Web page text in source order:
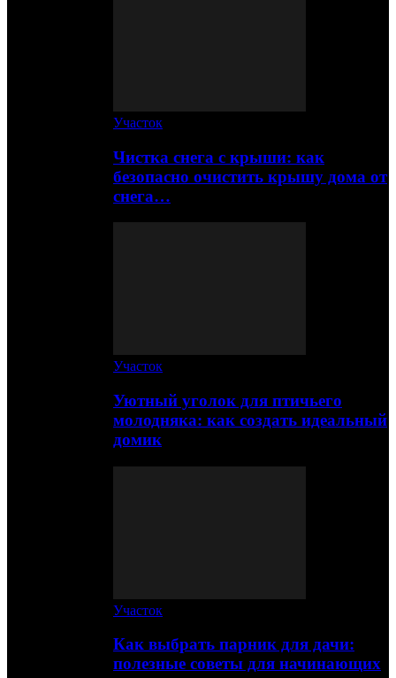
Участок
Чистка снега с крыши: как
безопасно очистить крышу дома от
снега…
Участок
Уютный уголок для птичьего
молодняка: как создать идеальный
домик
Участок
Как выбрать парник для дачи:
полезные советы для начинающих